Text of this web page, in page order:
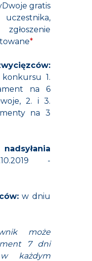
gratis
*
1.
na 6
2. i 3.
na 3
-
w dniu
może
7 dni
każdym